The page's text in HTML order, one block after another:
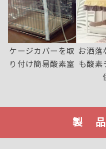
ケージカバーを取
り付け簡易酸素室
お洒落
も酸素
製